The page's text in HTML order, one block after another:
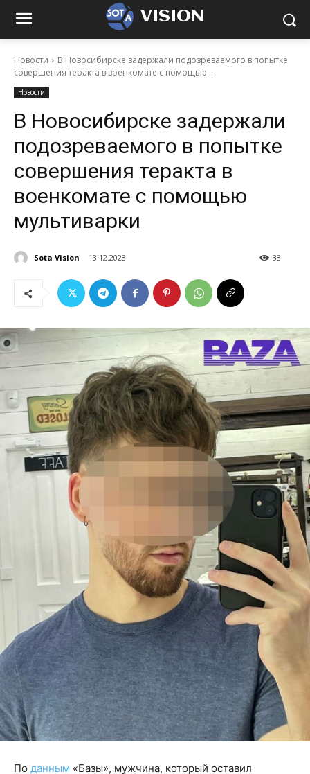
VISION
Новости
В Новосибирске задержали подозреваемого в попытке
совершения теракта в военкомате с помощью...
Новости
В Новосибирске задержали
подозреваемого в попытке
совершения теракта в
военкомате с помощью
мультиварки
Sota Vision 13.12.2023 33
По данным «Базы», мужчина, который оставил